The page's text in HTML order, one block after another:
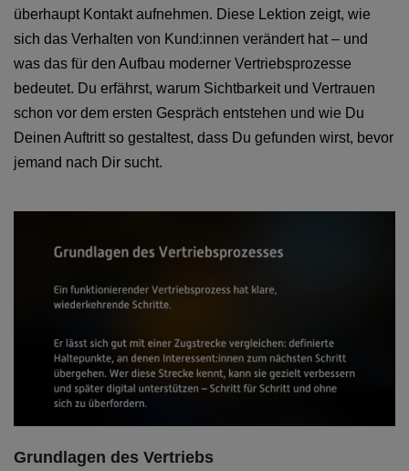
überhaupt Kontakt aufnehmen. Diese Lektion zeigt, wie
sich das Verhalten von Kund:innen verändert hat – und
was das für den Aufbau moderner Vertriebsprozesse
bedeutet. Du erfährst, warum Sichtbarkeit und Vertrauen
schon vor dem ersten Gespräch entstehen und wie Du
Deinen Auftritt so gestaltest, dass Du gefunden wirst, bevor
jemand nach Dir sucht.
Grundlagen des Vertriebs